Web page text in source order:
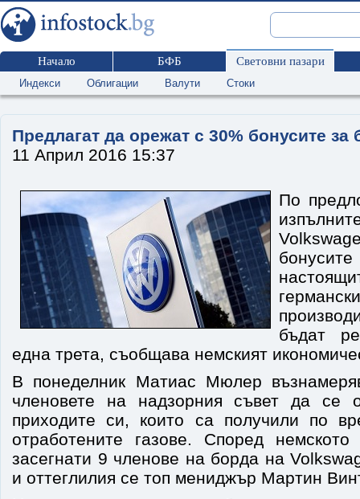
Начало БФБ Световни пазари
Индекси Облигации Валути Стоки
Предлагат да орежат с 30% бонусите за
11 Април 2016 15:37
По
бъдат
една трета, съобщава немският
В понеделник Матиас Мюлер
членовете на надзорния съвет да се
приходите си, които са получили по
отработените газове. Според
засегнати 9 членове на борда на
и оттеглилия се топ мениджър Мартин